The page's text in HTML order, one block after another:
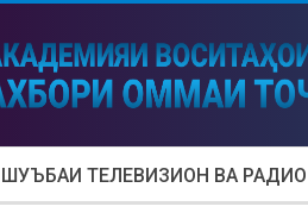
ШУЪБАИ ТЕЛЕВИЗИОН ВА РАДИО